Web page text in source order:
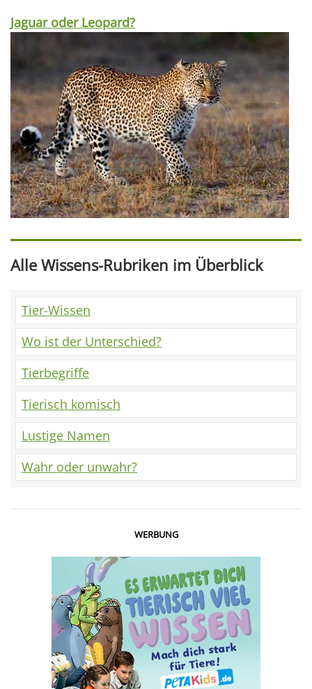
Jaguar oder Leopard?
Alle Wissens-Rubriken im Überblick
Tier-Wissen
Wo ist der Unterschied?
Tierbegriffe
Tierisch komisch
Lustige Namen
Wahr oder unwahr?
WERBUNG